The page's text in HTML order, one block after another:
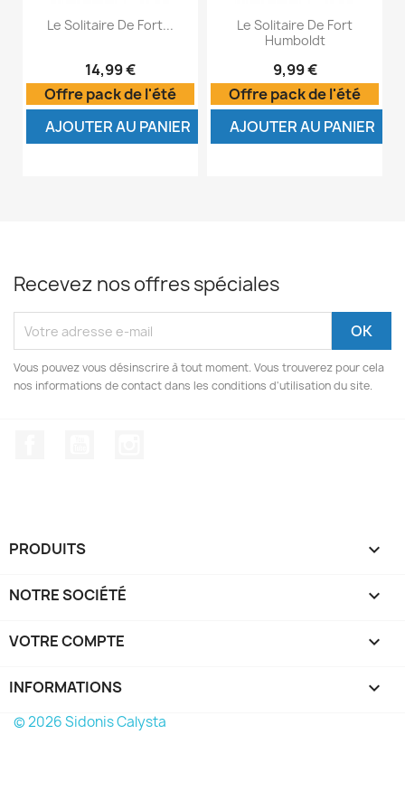
Le Solitaire De Fort...
14,99 €
Offre pack de l'été
AJOUTER AU PANIER
Le Solitaire De Fort
Humboldt
9,99 €
Offre pack de l'été
AJOUTER AU PANIER
Recevez nos offres spéciales
Vous pouvez vous désinscrire à tout moment. Vous trouverez pour cela
nos informations de contact dans les conditions d'utilisation du site.
PRODUITS 
NOTRE SOCIÉTÉ 
VOTRE COMPTE 
INFORMATIONS keyboard_arrow_down
© 2026 Sidonis Calysta